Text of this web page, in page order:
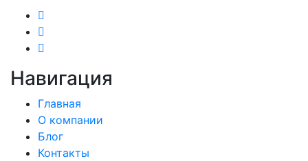
Навигация
Главная
О компании
Блог
Контакты